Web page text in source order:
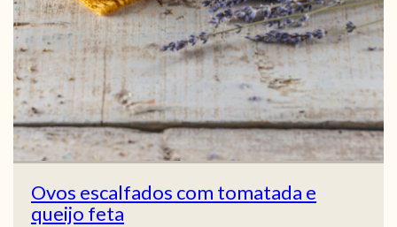
Ovos escalfados com tomatada e
queijo feta